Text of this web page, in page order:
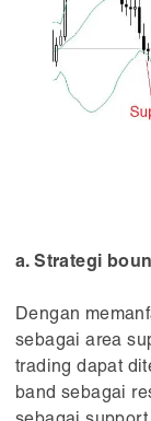
a. Strategi
Dengan
sebagai area
trading dapat
band sebagai